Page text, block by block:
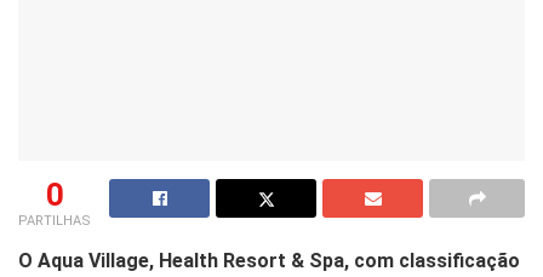
0
PARTILHAS
O Aqua Village, Health Resort & Spa, com classificação